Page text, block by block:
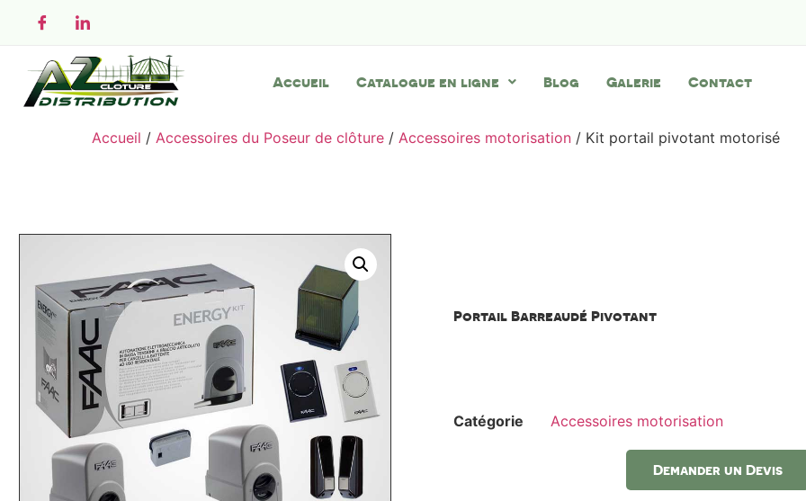
Accueil Catalogue en ligne Blog Galerie Contact
Accueil / Accessoires du Poseur de clôture / Accessoires motorisation / Kit portail pivotant motorisé
Portail Barreaudé Pivotant
Catégorie Accessoires motorisation
Demander un Devis